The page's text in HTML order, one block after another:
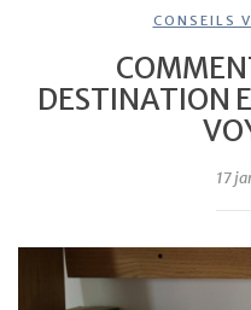
CONSEILS
DESTINATION
17